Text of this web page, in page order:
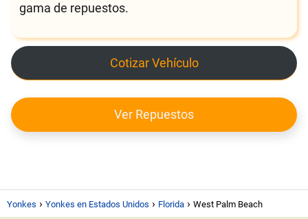
gama de repuestos.
Cotizar Vehículo
Ver Repuestos
Yonkes Yonkes en Estados Unidos Florida West Palm Beach